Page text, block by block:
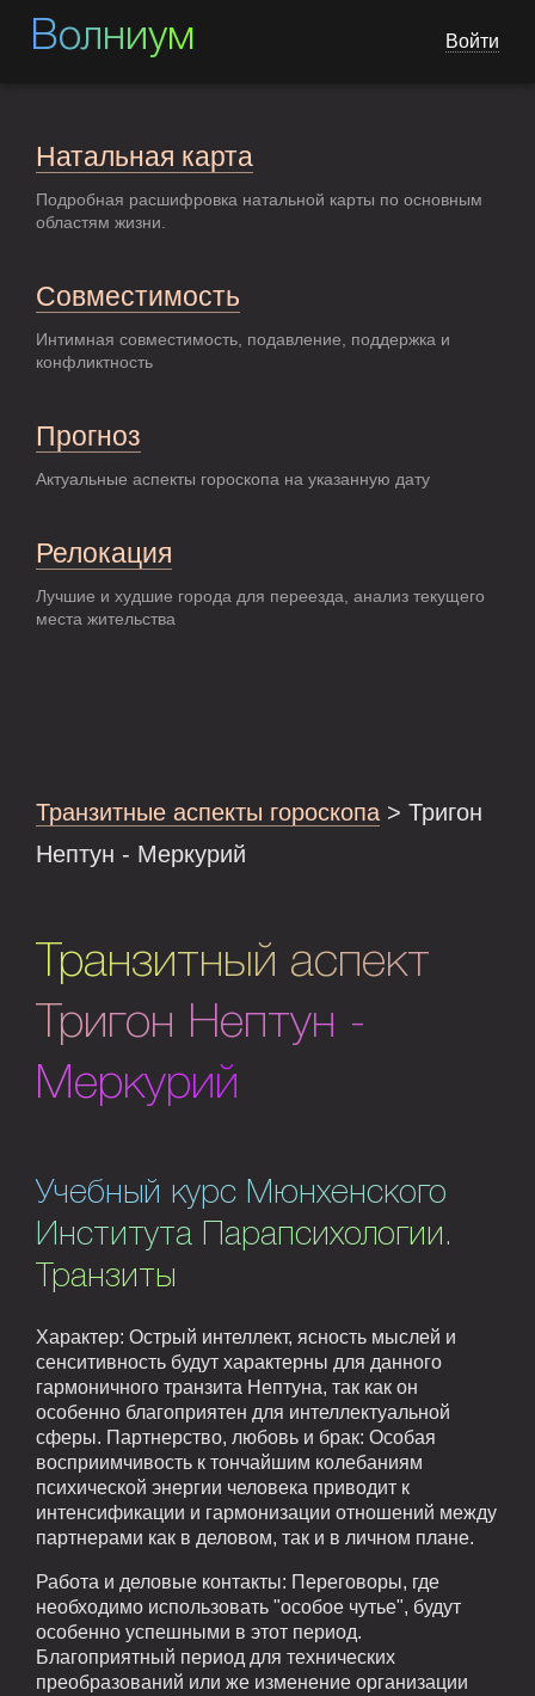
Волниум Войти
Натальная карта
Подробная расшифровка натальной карты по основным
областям жизни.
Совместимость
Интимная совместимость, подавление, поддержка и
конфликтность
Прогноз
Актуальные аспекты гороскопа на указанную дату
Релокация
Лучшие и худшие города для переезда, анализ текущего
места жительства
Транзитные аспекты гороскопа > Тригон
Нептун - Меркурий
Транзитный аспект
Тригон Нептун -
Меркурий
Учебный курс Мюнхенского
Института Парапсихологии.
Транзиты
Характер: Острый интеллект, ясность мыслей и
сенситивность будут характерны для данного
гармоничного транзита Нептуна, так как он
особенно благоприятен для интеллектуальной
сферы. Партнерство, любовь и брак: Особая
восприимчивость к тончайшим колебаниям
психической энергии человека приводит к
интенсификации и гармонизации отношений между
партнерами как в деловом, так и в личном плане.
Работа и деловые контакты: Переговоры, где
необходимо использовать "особое чутье", будут
особенно успешными в этот период.
Благоприятный период для технических
преобразований или же изменение организации